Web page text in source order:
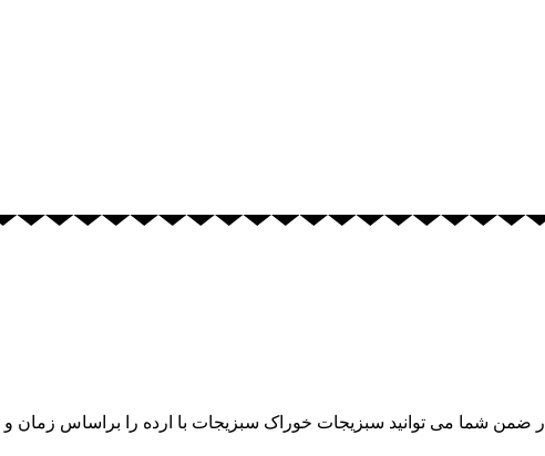
ضمن شما می توانید سبزیجات خوراک سبزیجات با ارده را براساس زمان